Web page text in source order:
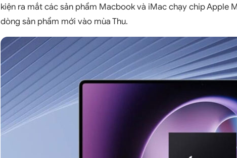
kiện ra mắt các sản phẩm Macbook và iMac chạy chip Apple
dòng sản phẩm mới vào mùa Thu.